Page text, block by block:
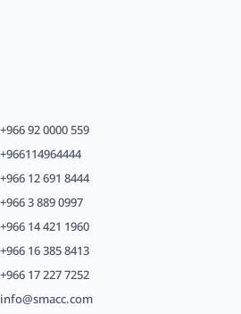
+966 92 0000 559
+966114964444
+966 12 691 8444
+966 3 889 0997
+966 14 421 1960
+966 16 385 8413
+966 17 227 7252
info@smacc.com